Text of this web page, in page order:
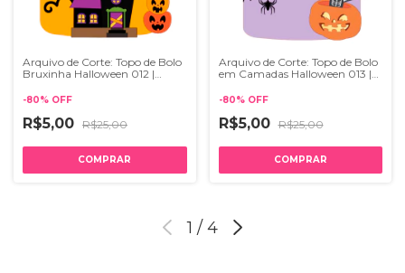
Arquivo de Corte: Topo de Bolo
Bruxinha Halloween 012 |
-80% OFF
R$5,00 R$25,00
Arquivo de Corte: Topo de Bolo
em Camadas Halloween 013 |
-80% OFF
R$5,00 R$25,00
1 / 4